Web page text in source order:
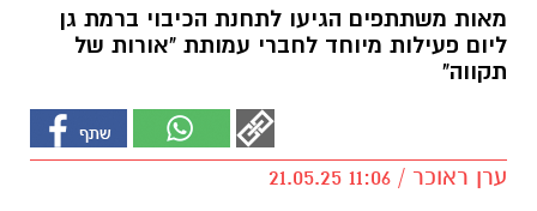
מאות משתתפים הגיעו לתחנת הכיבוי ברמת גן
ליום פעילות מיוחד לחברי עמותת "אורות של
תקווה"
ערן ראוכר / 11:06 21.05.25